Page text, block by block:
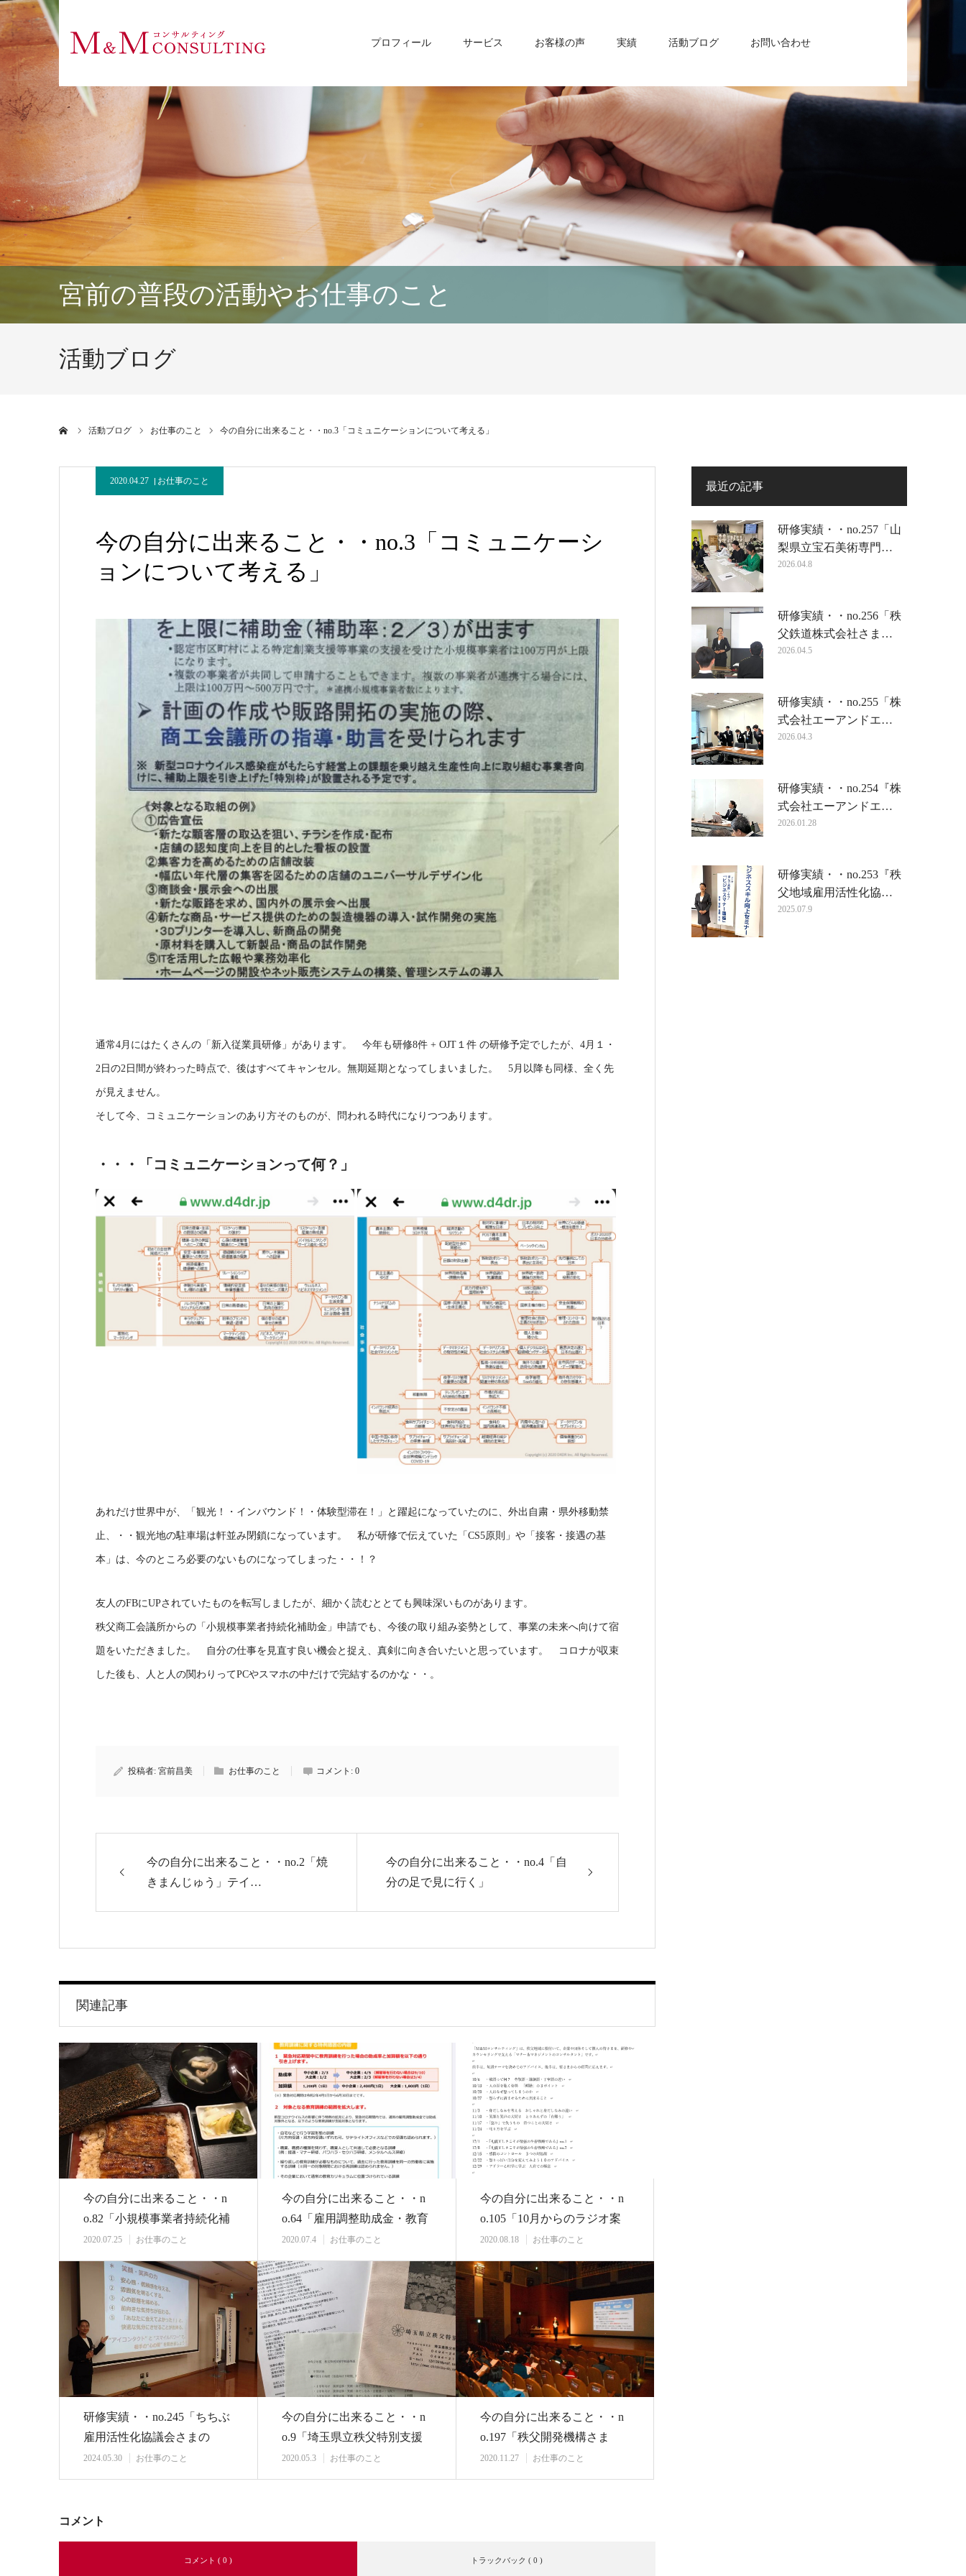
プロフィール サービス お客様の声 実績 活動ブログ お問い合わせ
宮前の普段の活動やお仕事のこと
活動ブログ
活動ブログ お仕事のこと 今の自分に出来ること・・no.3「コミュニケーションについて考える」
2020.04.27 お仕事のこと
今の自分に出来ること・・no.3「コミュニケーシ
ョンについて考える」
通常4月にはたくさんの「新入従業員研修」があります。 今年も研修8件 + OJT１件 の研修予定でしたが、4月１・
2日の2日間が終わった時点で、後はすべてキャンセル。無期延期となってしまいました。 5月以降も同様、全く先
が見えません。
そして今、コミュニケーションのあり方そのものが、問われる時代になりつつあります。
・・・「コミュニケーションって何？」
あれだけ世界中が、「観光！・インバウンド！・体験型滞在！」と躍起になっていたのに、外出自粛・県外移動禁
止、・・観光地の駐車場は軒並み閉鎖になっています。 私が研修で伝えていた「CS5原則」や「接客・接遇の基
本」は、今のところ必要のないものになってしまった・・！？
友人のFBにUPされていたものを転写しましたが、細かく読むととても興味深いものがあります。
秩父商工会議所からの「小規模事業者持続化補助金」申請でも、今後の取り組み姿勢として、事業の未来へ向けて宿
題をいただきました。 自分の仕事を見直す良い機会と捉え、真剣に向き合いたいと思っています。 コロナが収束
した後も、人と人の関わりってPCやスマホの中だけで完結するのかな・・。
投稿者: 宮前昌美 お仕事のこと コメント: 0
今の自分に出来ること・・no.2「焼
きまんじゅう」テイ…
今の自分に出来ること・・no.4「自
分の足で見に行く」
関連記事
今の自分に出来ること・・n
o.82「小規模事業者持続化補
助金〈コロナ…
2020.07.25 お仕事のこと
今の自分に出来ること・・n
o.64「雇用調整助成金・教育
訓練加算をご…
2020.07.4 お仕事のこと
今の自分に出来ること・・n
o.105「10月からのラジオ案
を考えて・…
2020.08.18 お仕事のこと
研修実績・・no.245「ちちぶ
雇用活性化協議会さまの
『ビジネスス…
2024.05.30 お仕事のこと
今の自分に出来ること・・n
o.9「埼玉県立秩父特別支援
学校の非常勤講…
2020.05.3 お仕事のこと
今の自分に出来ること・・n
o.197「秩父開発機構さま
コーチングス…
2020.11.27 お仕事のこと
コメント
コメント ( 0 ) トラックバック ( 0 )
最近の記事
研修実績・・no.257「山
梨県立宝石美術専門…
2026.04.8
研修実績・・no.256「秩
父鉄道株式会社さま…
2026.04.5
研修実績・・no.255「株
式会社エーアンドエ…
2026.04.3
研修実績・・no.254『株
式会社エーアンドエ…
2026.01.28
研修実績・・no.253『秩
父地域雇用活性化協…
2025.07.9